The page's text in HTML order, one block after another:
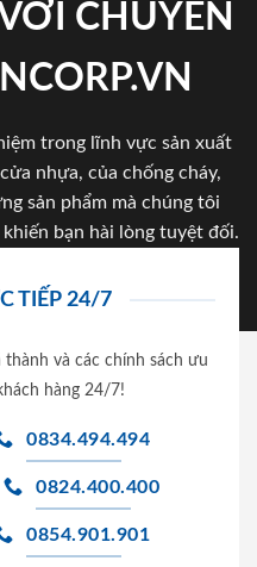
CHUYÊN
trong lĩnh vực sản xuất
nhựa, của chống cháy,
sản phẩm mà chúng tôi
bạn hài lòng tuyệt đối.
TIẾP 24/7
và các chính sách ưu
hàng 24/7!
0834.494.494
0824.400.400
0854.901.901